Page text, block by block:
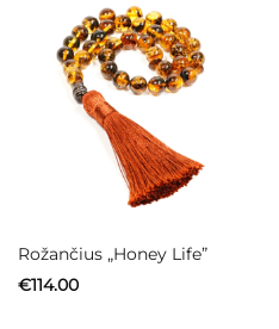
Rožančius „Honey Life”
€114.00